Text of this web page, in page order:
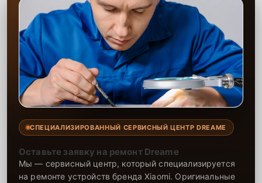
СПЕЦИАЛИЗИРОВАННЫЙ СЕРВИСНЫЙ ЦЕНТР DREAME
Оставьте заявку на ремонт Dreame
Мы — сервисный центр, который специализируется
на ремонте устройств бренда Xiaomi. Оригинальные